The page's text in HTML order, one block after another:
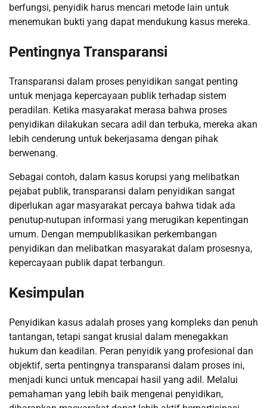
berfungsi, penyidik harus mencari metode lain untuk
menemukan bukti yang dapat mendukung kasus mereka.
Pentingnya Transparansi
Transparansi dalam proses penyidikan sangat penting
untuk menjaga kepercayaan publik terhadap sistem
peradilan. Ketika masyarakat merasa bahwa proses
penyidikan dilakukan secara adil dan terbuka, mereka akan
lebih cenderung untuk bekerjasama dengan pihak
berwenang.
Sebagai contoh, dalam kasus korupsi yang melibatkan
pejabat publik, transparansi dalam penyidikan sangat
diperlukan agar masyarakat percaya bahwa tidak ada
penutup-nutupan informasi yang merugikan kepentingan
umum. Dengan mempublikasikan perkembangan
penyidikan dan melibatkan masyarakat dalam prosesnya,
kepercayaan publik dapat terbangun.
Kesimpulan
Penyidikan kasus adalah proses yang kompleks dan penuh
tantangan, tetapi sangat krusial dalam menegakkan
hukum dan keadilan. Peran penyidik yang profesional dan
objektif, serta pentingnya transparansi dalam proses ini,
menjadi kunci untuk mencapai hasil yang adil. Melalui
pemahaman yang lebih baik mengenai penyidikan,